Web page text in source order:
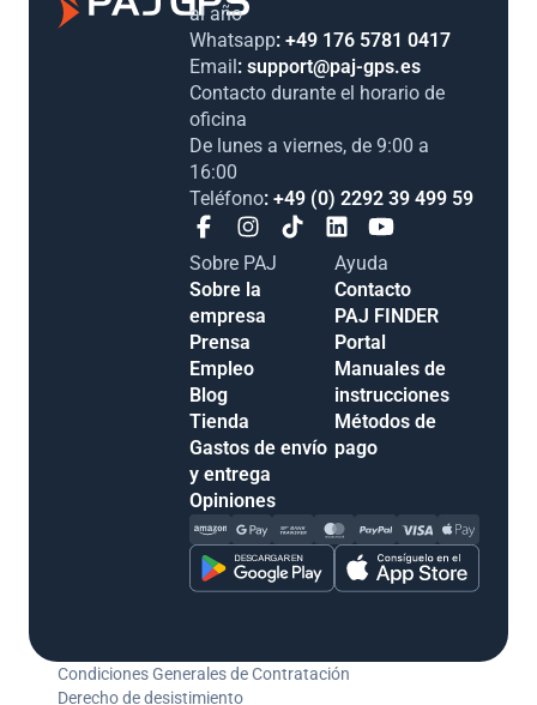
año
Whatsapp: +49 176 5781 0417
Email: support@paj-gps.es
Contacto durante el horario de
oficina
De lunes a viernes, de 9:00 a
16:00
Teléfono: +49 (0) 2292 39 499 59
Sobre PAJ
Sobre la empresa
Prensa
Empleo
Blog
Tienda
Gastos de envío y
entrega
Opiniones
Ayuda
Contacto
PAJ FINDER
Portal
Manuales de
instrucciones
Métodos de pago
Derecho de desistimiento
Información legal